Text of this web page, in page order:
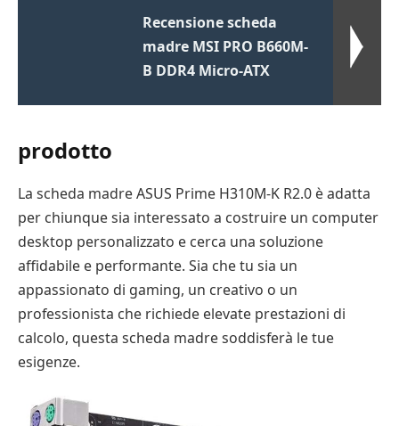
Recensione scheda
madre MSI PRO B660M-
B DDR4 Micro-ATX
prodotto
La scheda madre ASUS Prime H310M-K R2.0 è adatta
per chiunque sia interessato a costruire un computer
desktop personalizzato e cerca una soluzione
affidabile e performante. Sia che tu sia un
appassionato di gaming, un creativo o un
professionista che richiede elevate prestazioni di
calcolo, questa scheda madre soddisferà le tue
esigenze.